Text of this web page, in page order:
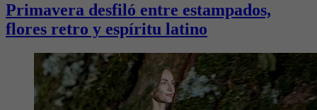
Primavera desfiló entre estampados,
flores retro y espíritu latino